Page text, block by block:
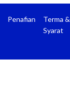
Penafian
Terma &
Syarat